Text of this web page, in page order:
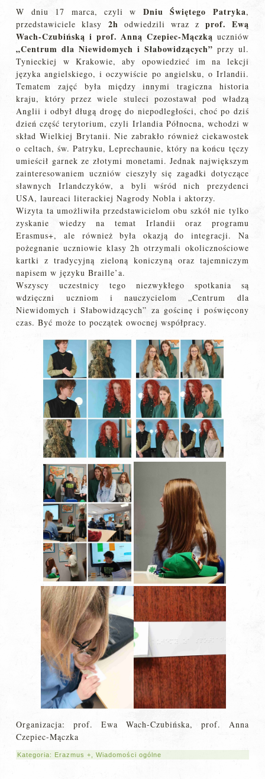
W dniu 17 marca, czyli w Dniu Świętego Patryka,
przedstawiciele klasy 2h odwiedzili wraz z prof. Ewą
Wach-Czubińską i prof. Anną Czepiec-Mączką uczniów
„Centrum dla Niewidomych i Słabowidzących” przy ul.
Tynieckiej w Krakowie, aby opowiedzieć im na lekcji
języka angielskiego, i oczywiście po angielsku, o Irlandii.
Tematem zajęć była między innymi tragiczna historia
kraju, który przez wiele stuleci pozostawał pod władzą
Anglii i odbył długą drogę do niepodległości, choć po dziś
dzień część terytorium, czyli Irlandia Północna, wchodzi w
skład Wielkiej Brytanii. Nie zabrakło również ciekawostek
o celtach, św. Patryku, Leprechaunie, który na końcu tęczy
umieścił garnek ze złotymi monetami. Jednak największym
zainteresowaniem uczniów cieszyły się zagadki dotyczące
sławnych Irlandczyków, a byli wśród nich prezydenci
USA, laureaci literackiej Nagrody Nobla i aktorzy.
Wizyta ta umożliwiła przedstawicielom obu szkół nie tylko
zyskanie wiedzy na temat Irlandii oraz programu
Erasmus+, ale również była okazją do integracji. Na
pożegnanie uczniowie klasy 2h otrzymali okolicznościowe
kartki z tradycyjną zieloną koniczyną oraz tajemniczym
napisem w języku Braille’a.
Wszyscy uczestnicy tego niezwykłego spotkania są
wdzięczni uczniom i nauczycielom „Centrum dla
Niewidomych i Słabowidzących” za gościnę i poświęcony
czas. Być może to początek owocnej współpracy.
Organizacja: prof. Ewa Wach-Czubińska, prof. Anna
Czepiec-Mączka
Kategoria: Erazmus + ,Wiadomości ogólne